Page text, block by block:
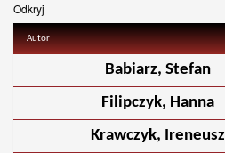
Odkryj
Autor
Babiarz, Stefan
Filipczyk, Hanna
Krawczyk, Ireneusz